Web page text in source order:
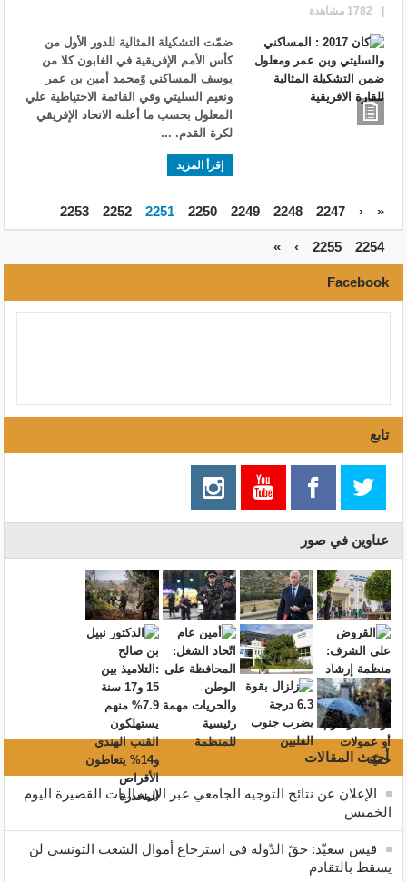
|
1782 مشاهدة
ضمّت التشكيلة المثالية للدور الأول من
كأس الأمم الإفريقية في الغابون كلا من
يوسف المساكني وًمحمد أمين بن عمر
ونعيم السليتي وفي القائمة الاحتياطية علي
المعلول بحسب ما أعلنه الاتحاد الإفريقي
لكرة القدم. ...
إقرأ المزيد
«
‹
2247
2248
2249
2250
2251
2252
2253
2254
2255
›
»
Facebook
تابع
عناوين في صور
أحدث المقالات
الإعلان عن نتائج التوجيه الجامعي عبر الإرساليات القصيرة اليوم
الخميس
قيس سعيّد: حقّ الدّولة في استرجاع أموال الشعب التونسي لن
يسقط بالتقادم